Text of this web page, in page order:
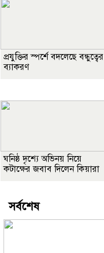
প্রযুক্তির স্পর্শে বদলেছে বন্ধুত্বের
ব্যাকরণ
ঘনিষ্ঠ দৃশ্যে অভিনয় নিয়ে
কটাক্ষের জবাব দিলেন কিয়ারা
সর্বশেষ